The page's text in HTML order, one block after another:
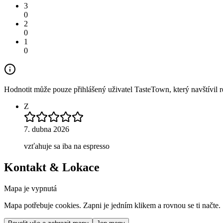
3
0
2
0
1
0
Hodnotit může pouze přihlášený uživatel TasteTown, který navštívil
Z
7. dubna 2026
vzťahuje sa iba na espresso
Kontakt & Lokace
Mapa je vypnutá
Mapa potřebuje cookies. Zapni je jedním klikem a rovnou se ti načte.